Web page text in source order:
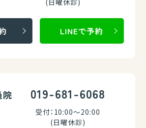
LINEで予約
院 019-681-6068
受付：10:00～20:00
(日曜休診)